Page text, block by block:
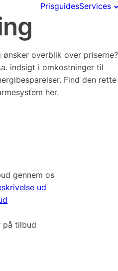
PrisguidesServices
overblik over priserne?
indsigt i omkostninger til
Find den rette
her.
gennem os
ud